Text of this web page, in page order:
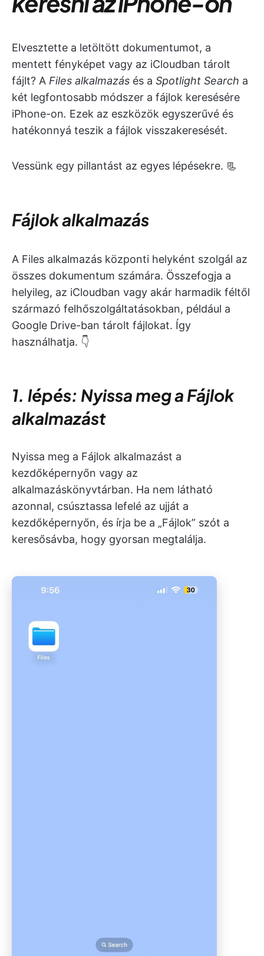
Elvesztette a letöltött dokumentumot, a
mentett fényképet vagy az iCloudban tárolt
fájlt? A Files alkalmazás és a Spotlight Search a
két legfontosabb módszer a fájlok keresésére
iPhone-on. Ezek az eszközök egyszerűvé és
hatékonnyá teszik a fájlok visszakeresését.
Vessünk egy pillantást az egyes lépésekre. 📃
Fájlok alkalmazás
A Files alkalmazás központi helyként szolgál az
összes dokumentum számára. Összefogja a
helyileg, az iCloudban vagy akár harmadik féltől
származó felhőszolgáltatásokban, például a
Google Drive-ban tárolt fájlokat. Így
használhatja. 👇
1. lépés: Nyissa meg a Fájlok
alkalmazást
Nyissa meg a Fájlok alkalmazást a
kezdőképernyőn vagy az
alkalmazáskönyvtárban. Ha nem látható
azonnal, csúsztassa lefelé az ujját a
kezdőképernyőn, és írja be a „Fájlok” szót a
keresősávba, hogy gyorsan megtalálja.